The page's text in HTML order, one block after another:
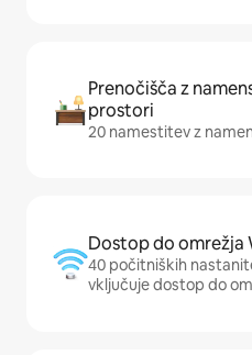
Prenočišča z
prostori
20 namestitev z
Dostop do omrežja
40 počitniških
vključuje dostop do